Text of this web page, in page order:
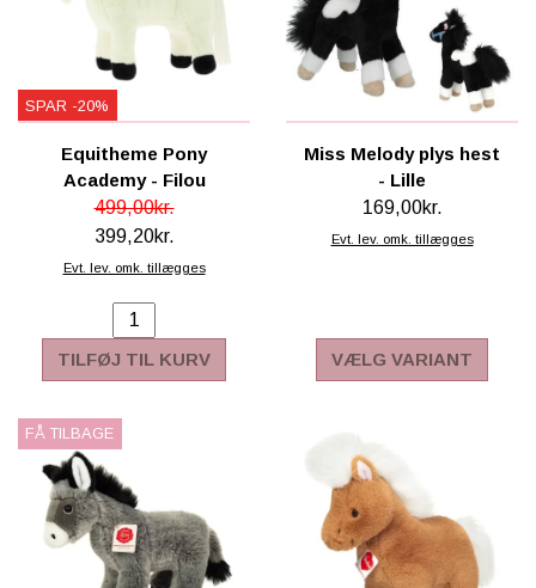
SPAR -20%
Equitheme Pony
Academy - Filou
499,00kr.
399,20kr.
Evt. lev. omk. tillægges
TILFØJ TIL KURV
Miss Melody plys hest
- Lille
169,00kr.
Evt. lev. omk. tillægges
VÆLG VARIANT
FÅ TILBAGE